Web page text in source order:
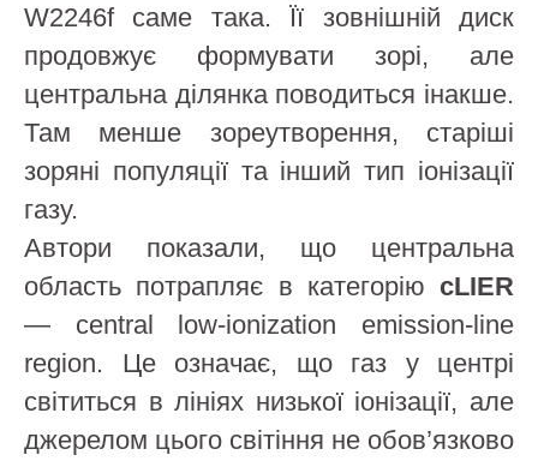
W2246f саме така. Її зовнішній диск
продовжує формувати зорі, але
центральна ділянка поводиться інакше.
Там менше зореутворення, старіші
зоряні популяції та інший тип іонізації
газу.
Автори показали, що центральна
область потрапляє в категорію cLIER
— central low-ionization emission-line
region. Це означає, що газ у центрі
світиться в лініях низької іонізації, але
джерелом цього світіння не обов’язково